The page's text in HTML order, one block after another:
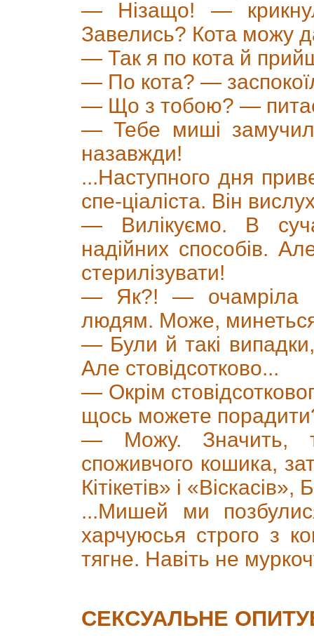
— Нізащо! —
Завелись? Кота можу
— Так я по кота й
— По кота? —
— Що з тобою? — питає
— Тебе миші
назавжди!
...Наступного дня
спе-ціаліста. Він
— Вилікуємо. В
надійних способів.
стерилізувати!
— Як?! — очамріла
людям. Може,
— Були й такі
Але стовідсотково...
— Окрім
щось можете
— Можу. Значить,
споживчого кошика,
Кітікетів» і
...Мишей ми
харчуюсья строго з
тягне. Навіть не
СЕКСУАЛЬНЕ